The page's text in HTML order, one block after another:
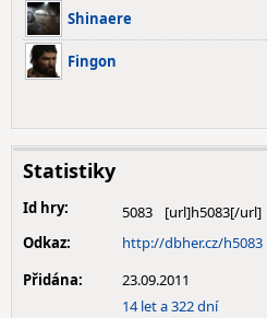
Shinaere
Fingon
Statistiky
Id hry:
5083
Odkaz:
http://dbher.cz/h5083
Přidána:
23.09.2011
14 let a 322 dní